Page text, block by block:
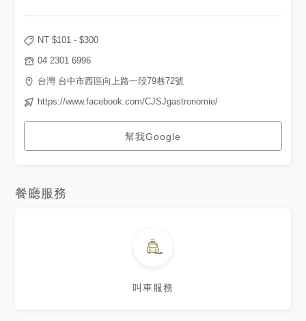
NT $101 - $300
04 2301 6996
台灣 台中市西區向上路一段79巷72號
https://www.facebook.com/CJSJgastronomie/
幫我Google
餐廳服務
叫車服務